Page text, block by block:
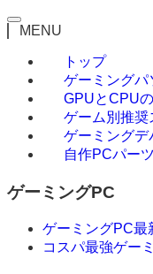
MENU
トップ
ゲーミングパ
GPUとCPU
ゲーム別推奨
ゲーミングデ
自作PCパーツ
ゲーミングPC
ゲーミングPC最
コスパ最強ゲー